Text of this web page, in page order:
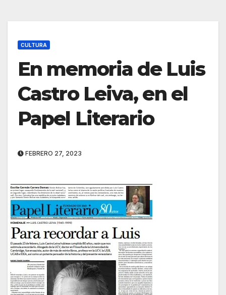
CULTURA
En memoria de Luis
Castro Leiva, en el
Papel Literario
FEBRERO 27, 2023